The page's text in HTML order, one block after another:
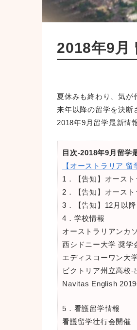
2018年9月
夏休みも終わり、気が
来年以降の留学を決断
2018年9月留学最新情
目次‐2018年9月留学
【オーストラリア 留
1．【告知】オース
2．【告知】オース
3．【告知】12月以
4．学校情報
オーストラリアンカ
西シドニー大学 奨学
エディスコーワン大
ビクトリア州立高校
Navitas English
5．看護留学情報
看護留学壮行会開催